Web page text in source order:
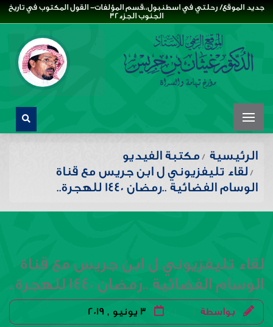
جديد الموقع/ رحلتي في اسطنبول،،قسم المؤلفات- القول المكتوب في تاريخ
الجنوب الجزء32
الرئيسية
مكتبة الفيديو
لقاء تليفزيوني ل ابن جريس مع قناة
الوسام الفضائية ..رمضان 1440 للهجرة..
لقاء تليفزيوني ل ابن جريس مع قناة
الوسام الفضائية ..رمضان 1440 للهجرة..
بواسطة |
| 3 يونيو , 2019